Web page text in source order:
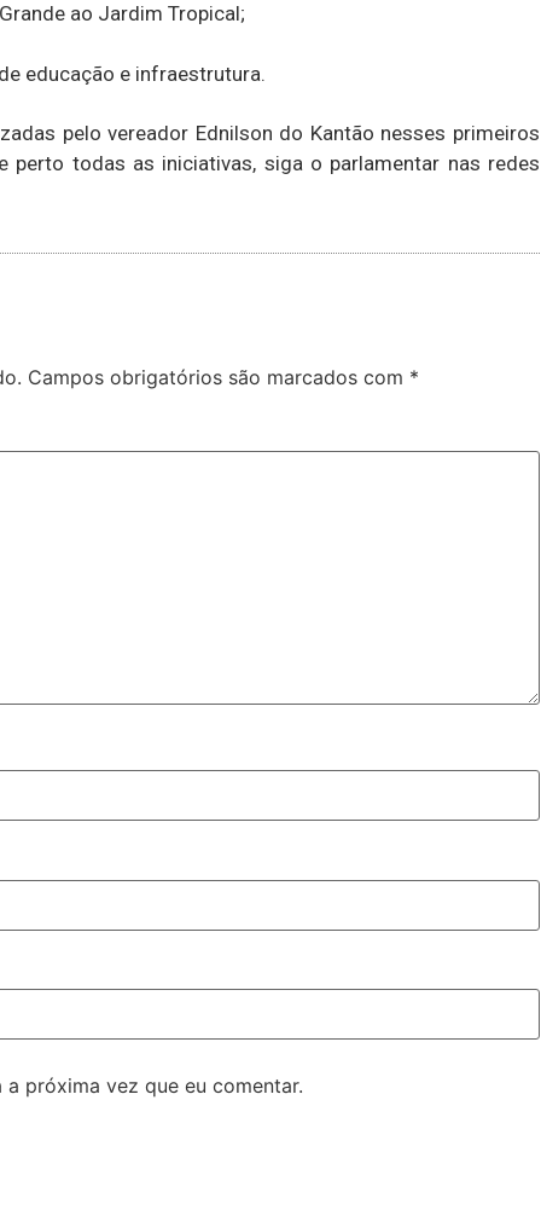
ao Jardim Tropical;
educação e infraestrutura.
pelo vereador Ednilson do Kantão nesses primeiros
perto todas as iniciativas, siga o parlamentar nas redes
Campos obrigatórios são marcados com *
próxima vez que eu comentar.